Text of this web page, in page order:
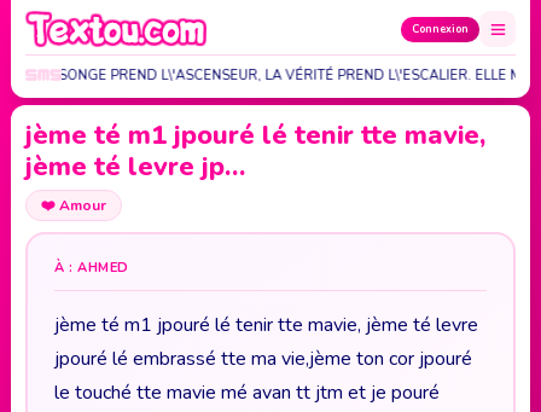
Connexion
LE MENSONGE PREND L\'ASCENSEUR, LA VÉRITÉ PREND L\'ESCALIER. ELLE
jème té m1 jpouré lé tenir tte mavie,
jème té levre jp…
❤️Amour
À : AHMED
jème té m1 jpouré lé tenir tte mavie, jème té levre
jpouré lé embrassé tte ma vie,jème ton cor jpouré
le touché tte mavie mé avan tt jtm et je pouré